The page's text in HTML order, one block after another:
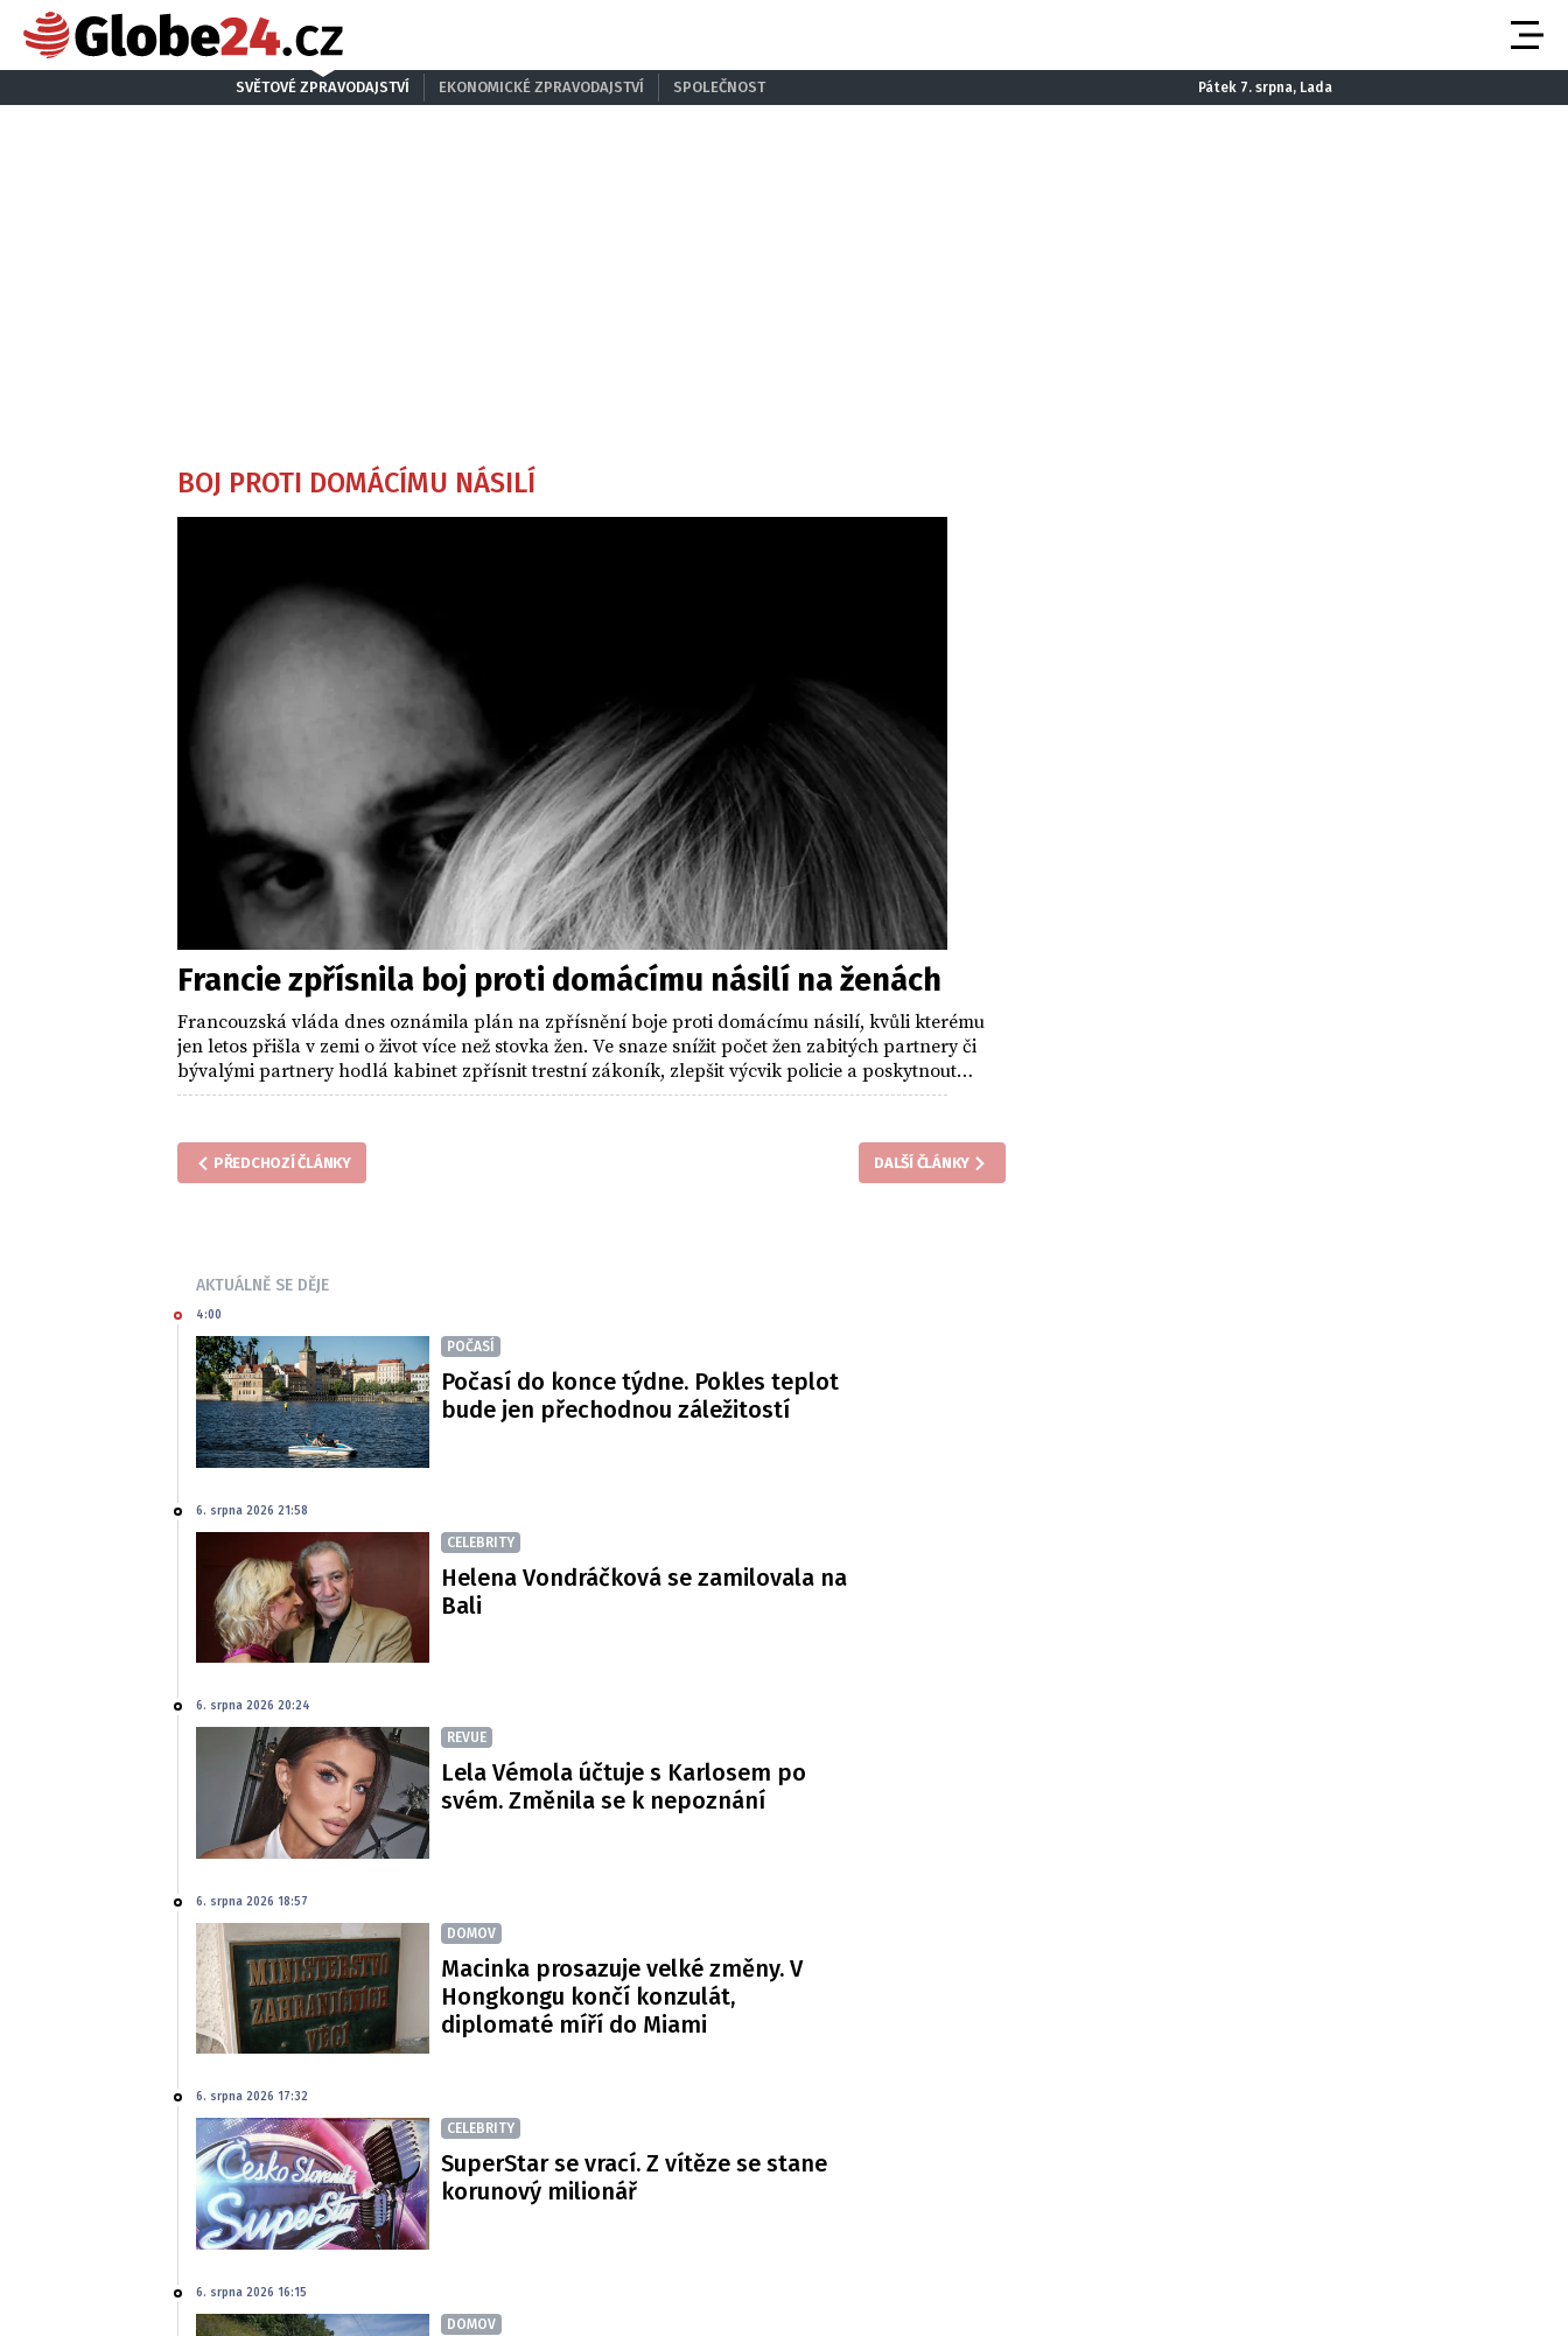
SVĚTOVÉ ZPRAVODAJSTVÍ EKONOMICKÉ ZPRAVODAJSTVÍ SPOLEČNOST Pátek 7. srpna, Lada
BOJ PROTI DOMÁCÍMU NÁSILÍ
Francie zpřísnila boj proti domácímu násilí na ženách
Francouzská vláda dnes oznámila plán na zpřísnění boje proti domácímu násilí, kvůli kterému
jen letos přišla v zemi o život více než stovka žen. Ve snaze snížit počet žen zabitých partnery či
bývalými partnery hodlá kabinet zpřísnit trestní zákoník, zlepšit výcvik policie a poskytnout
"masivní" peníze. Premiér Édouard Philippe podle francouzských médií slíbil, že k potlačení
PŘEDCHOZÍ ČLÁNKY DALŠÍ ČLÁNKY
AKTUÁLNĚ SE DĚJE
4:00
POČASÍ
Počasí do konce týdne. Pokles teplot
bude jen přechodnou záležitostí
6. srpna 2026 21:58
CELEBRITY
Helena Vondráčková se zamilovala na
Bali
6. srpna 2026 20:24
REVUE
Lela Vémola účtuje s Karlosem po
svém. Změnila se k nepoznání
6. srpna 2026 18:57
DOMOV
Macinka prosazuje velké změny. V
Hongkongu končí konzulát,
diplomaté míří do Miami
6. srpna 2026 17:32
CELEBRITY
SuperStar se vrací. Z vítěze se stane
korunový milionář
6. srpna 2026 16:15
DOMOV